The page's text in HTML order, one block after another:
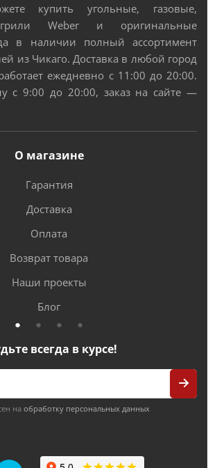
купить угольные, газовые,
грили Weber и оригинальные
в наличии полный ассортимент
из Чикаго. Доставка в любой город
ежедневно с 11:00 до 20:00.
с 9:00 до 20:00, заказ на сайте —
О магазине
Гарантия
Доставка
Оплата
Возврат товара
Наши проекты
Блог
всегда в курсе!
на обработку персональных данных